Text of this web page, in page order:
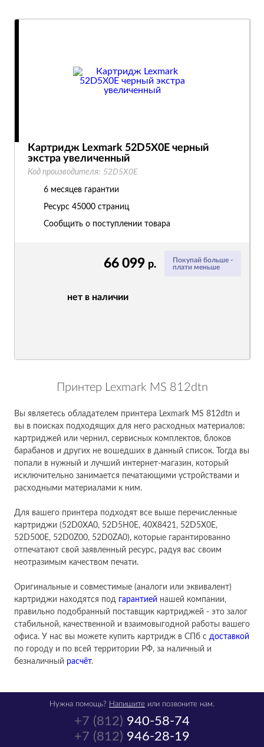
Покупай больше -
плати меньше
66 099 р.
нет в наличии
Картридж Lexmark 52D5X0E черный
экстра увеличенный
Код производителя: 52D5X0E
6 месяцев гарантии
Ресурс 45000 страниц
Сообщить о поступлении товара
Принтер Lexmark MS 812dtn
Вы являетесь обладателем принтера Lexmark MS 812dtn и
вы в поисках подходящих для него расходных материалов:
картриджей или чернил, сервисных комплектов, блоков
барабанов и других не вошедших в данный список. Тогда вы
попали в нужный и лучший интернет-магазин, который
исключительно занимается печатающими устройствами и
расходными материалами к ним.
Для вашего принтера подходят все выше перечисленные
картриджи (52D0XA0, 52D5H0E, 40X8421, 52D5X0E,
52D500E, 52D0Z00, 52D0ZA0), которые гарантированно
отпечатают свой заявленный ресурс, радуя вас своим
неотразимым качеством печати.
Оригинальные и совместимые (аналоги или эквивалент)
картриджи находятся под гарантией нашей компании,
правильно подобранный поставщик картриджей - это залог
стабильной, качественной и взаимовыгодной работы вашего
офиса. У нас вы можете купить картридж в СПб с доставкой
по городу и по всей территории РФ, за наличный и
безналичный расчёт.
+7 (812) 940-58-74
+7 (812) 946-28-19
Нужна помощь? Напишите или позвоните нам.